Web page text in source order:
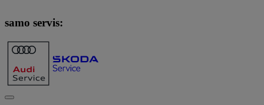
samo servis: